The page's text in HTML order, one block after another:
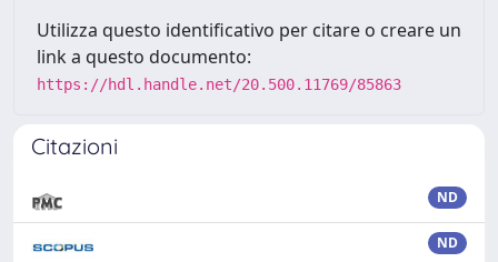
Utilizza questo identificativo per citare o creare un
link a questo documento:
https://hdl.handle.net/20.500.11769/85863
Citazioni
ND
ND